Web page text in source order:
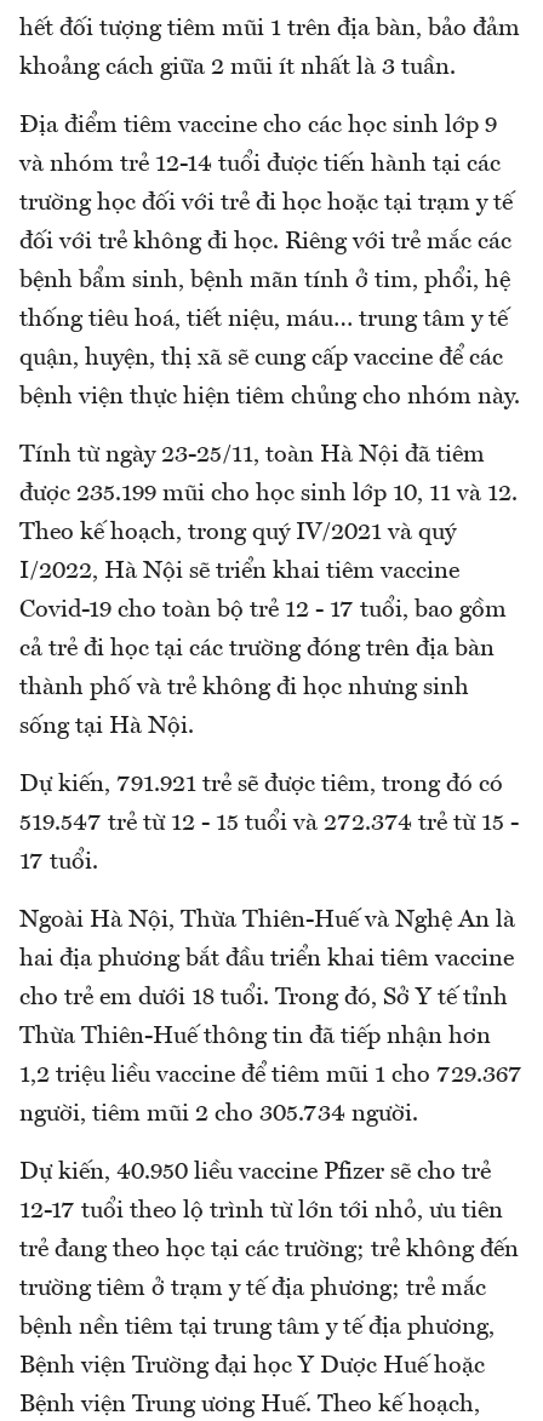
hết đối tượng tiêm mũi 1 trên địa bàn, bảo đảm
khoảng cách giữa 2 mũi ít nhất là 3 tuần.
Địa điểm tiêm vaccine cho các học sinh lớp 9
và nhóm trẻ 12-14 tuổi được tiến hành tại các
trường học đối với trẻ đi học hoặc tại trạm y tế
đối với trẻ không đi học. Riêng với trẻ mắc các
bệnh bẩm sinh, bệnh mãn tính ở tim, phổi, hệ
thống tiêu hoá, tiết niệu, máu… trung tâm y tế
quận, huyện, thị xã sẽ cung cấp vaccine để các
bệnh viện thực hiện tiêm chủng cho nhóm này.
Tính từ ngày 23-25/11, toàn Hà Nội đã tiêm
được 235.199 mũi cho học sinh lớp 10, 11 và 12.
Theo kế hoạch, trong quý IV/2021 và quý
I/2022, Hà Nội sẽ triển khai tiêm vaccine
Covid-19 cho toàn bộ trẻ 12 - 17 tuổi, bao gồm
cả trẻ đi học tại các trường đóng trên địa bàn
thành phố và trẻ không đi học nhưng sinh
sống tại Hà Nội.
Dự kiến, 791.921 trẻ sẽ được tiêm, trong đó có
519.547 trẻ từ 12 - 15 tuổi và 272.374 trẻ từ 15 -
17 tuổi.
Ngoài Hà Nội, Thừa Thiên-Huế và Nghệ An là
hai địa phương bắt đầu triển khai tiêm vaccine
cho trẻ em dưới 18 tuổi. Trong đó, Sở Y tế tỉnh
Thừa Thiên-Huế thông tin đã tiếp nhận hơn
1,2 triệu liều vaccine để tiêm mũi 1 cho 729.367
người, tiêm mũi 2 cho 305.734 người.
Dự kiến, 40.950 liều vaccine Pfizer sẽ cho trẻ
12-17 tuổi theo lộ trình từ lớn tới nhỏ, ưu tiên
trẻ đang theo học tại các trường; trẻ không đến
trường tiêm ở trạm y tế địa phương; trẻ mắc
bệnh nền tiêm tại trung tâm y tế địa phương,
Bệnh viện Trường đại học Y Dược Huế hoặc
Bệnh viện Trung ương Huế. Theo kế hoạch,